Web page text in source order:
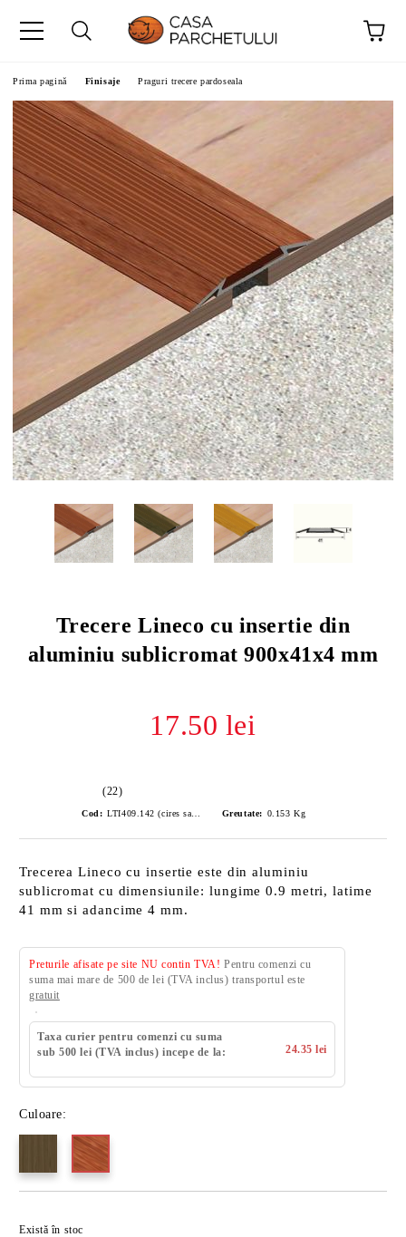
Prima pagină Finisaje Praguri trecere pardoseala
Trecere Lineco cu insertie din
aluminiu sublicromat 900x41x4 mm
17.50 lei
(22)
Cod: Greutate: 0.153 Kg
Trecerea Lineco cu insertie este din aluminiu
sublicromat cu dimensiunile: lungime 0.9 metri, latime
41 mm si adancime 4 mm.
Preturile afisate pe site NU contin TVA! Pentru comenzi cu
suma mai mare de 500 de lei (TVA inclus) transportul este
gratuit
Taxa curier pentru comenzi cu suma
sub 500 lei (TVA inclus) incepe de la:
24.35 lei
Culoare:
Există în stoc